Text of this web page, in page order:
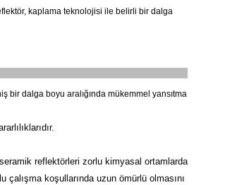
kaplama teknolojisi ile belirli bir dalga
bir dalga boyu aralığında mükemmel yansıtma
reflektörleri zorlu kimyasal ortamlarda
çalışma koşullarında uzun ömürlü olmasını